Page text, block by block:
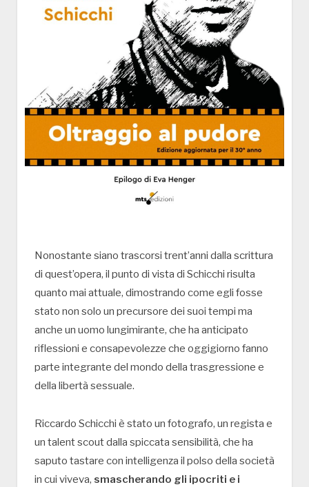
Nonostante siano trascorsi trent’anni dalla scrittura
di quest’opera, il punto di vista di Schicchi risulta
quanto mai attuale, dimostrando come egli fosse
stato non solo un precursore dei suoi tempi ma
anche un uomo lungimirante, che ha anticipato
riflessioni e consapevolezze che oggigiorno fanno
parte integrante del mondo della trasgressione e
della libertà sessuale.
Riccardo Schicchi è stato un fotografo, un regista e
un talent scout dalla spiccata sensibilità, che ha
saputo tastare con intelligenza il polso della società
in cui viveva, smascherando gli ipocriti e i